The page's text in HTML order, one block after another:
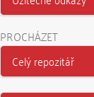
PROCHÁZET
Celý repozitář